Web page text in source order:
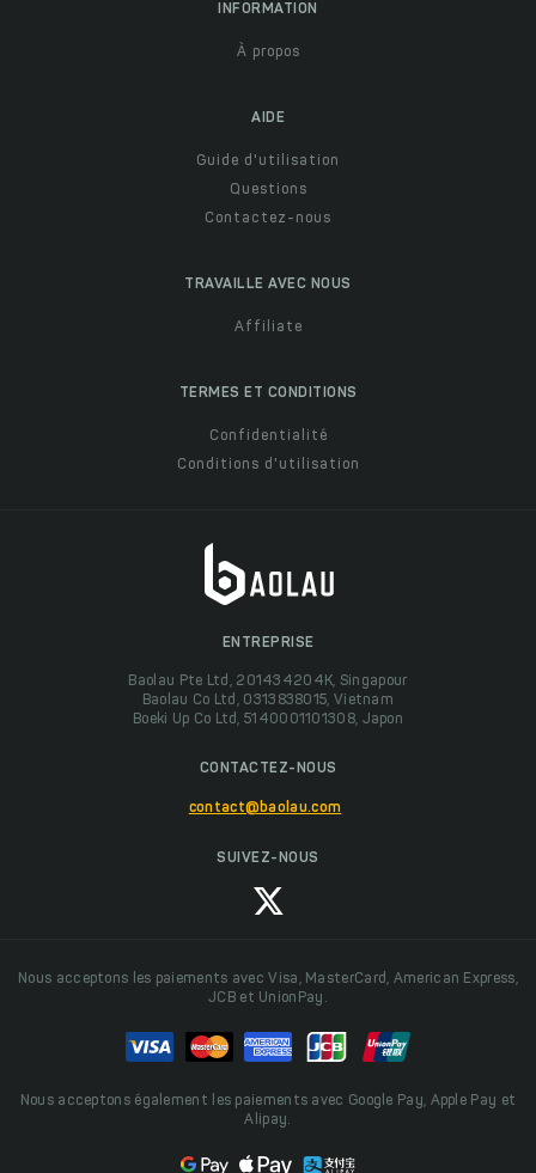
INFORMATION
À propos
AIDE
Guide d'utilisation
Questions
Contactez-nous
TRAVAILLE AVEC NOUS
Affiliate
TERMES ET CONDITIONS
Confidentialité
Conditions d'utilisation
ENTREPRISE
Baolau Pte Ltd, 201434204K, Singapour
Baolau Co Ltd, 0313838015, Vietnam
Boeki Up Co Ltd, 5140001101308, Japon
CONTACTEZ-NOUS
contact@baolau.com
SUIVEZ-NOUS
Nous acceptons les paiements avec Visa, MasterCard, American Express,
JCB et UnionPay.
Nous acceptons également les paiements avec Google Pay, Apple Pay et
Alipay.